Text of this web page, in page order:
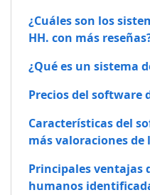
¿Cuáles son los
HH. con más
¿Qué es un sistema
Precios del software
Características del
más valoraciones de
Principales ventajas
humanos